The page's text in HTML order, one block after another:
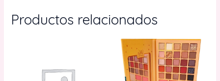
707
Productos relacionados